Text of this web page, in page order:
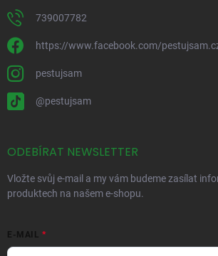
739007782
https://www.facebook.com/
pestujsam
@pestujsam
ODEBÍRAT NEWSLETTER
Vložte svůj e-mail a my vám budeme zasílat
produktech na našem e-shopu.
E-MAIL